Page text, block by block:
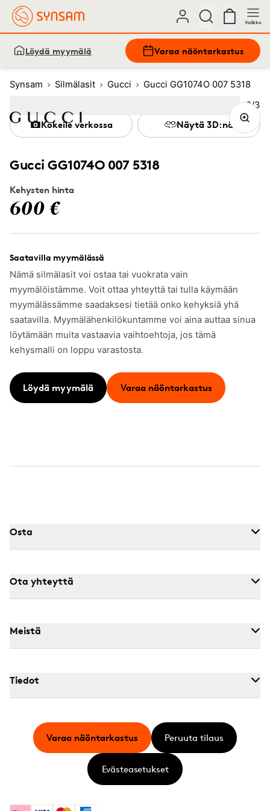
Valikko
Löydä myymälä Varaa näöntarkastus
Synsam Silmälasit Gucci Gucci GG1074O 007 5318
Gucci GG1074O 007 5318
Kehysten hinta
600 €
Saatavilla myymälässä
Nämä silmälasit voi ostaa tai vuokrata vain
myymälöistämme. Voit ottaa yhteyttä tai tulla käymään
myymälässämme saadaksesi tietää onko kehyksiä yhä
saatavilla. Myymälähenkilökuntamme voi aina auttaa sinua
löytämään muita vastaavia vaihtoehtoja, jos tämä
kehysmalli on loppu varastosta.
Löydä myymälä Varaa näöntarkastus
Kokeile verkossa Näytä 3D:nä
Kuva
2/3
Image 1 3
Osta
Ota yhteyttä
Meistä
Tiedot
Varaa näöntarkastus Peruuta tilaus
Evästeasetukset